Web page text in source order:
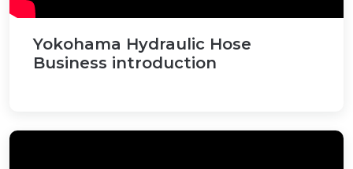
Yokohama Hydraulic Hose
Business introduction